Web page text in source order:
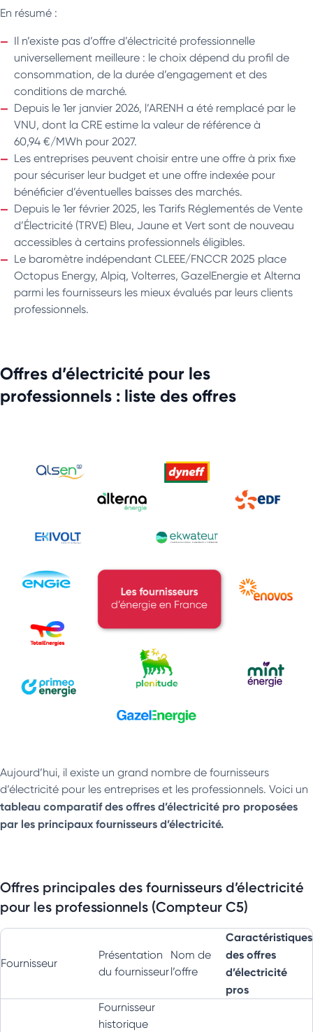
En résumé :
Il n’existe pas d’offre d’électricité professionnelle
universellement meilleure : le choix dépend du profil de
consommation, de la durée d’engagement et des
conditions de marché.
Depuis le 1er janvier 2026, l’ARENH a été remplacé par le
VNU, dont la CRE estime la valeur de référence à
60,94 €/MWh pour 2027.
Les entreprises peuvent choisir entre une offre à prix fixe
pour sécuriser leur budget et une offre indexée pour
bénéficier d’éventuelles baisses des marchés.
Depuis le 1er février 2025, les Tarifs Réglementés de Vente
d’Électricité (TRVE) Bleu, Jaune et Vert sont de nouveau
accessibles à certains professionnels éligibles.
Le baromètre indépendant CLEEE/FNCCR 2025 place
Octopus Energy, Alpiq, Volterres, GazelEnergie et Alterna
parmi les fournisseurs les mieux évalués par leurs clients
professionnels.
Offres d’électricité pour les
professionnels : liste des offres
Aujourd’hui, il existe un grand nombre de fournisseurs
d’électricité pour les entreprises et les professionnels. Voici un
tableau comparatif des offres d’électricité pro proposées
par les principaux fournisseurs d’électricité.
Offres principales des fournisseurs d’électricité
pour les professionnels (Compteur C5)
Fournisseur
Présentation
du fournisseur
Nom de
l’offre
Caractéristiques
des offres
d’électricité
pros
Fournisseur
historique